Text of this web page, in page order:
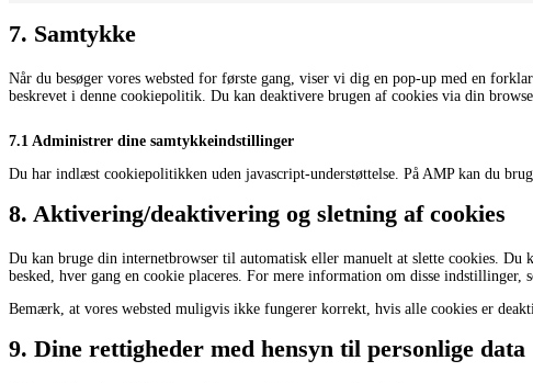
7. Samtykke
Når du besøger vores websted for første gang, viser vi dig en pop-up med en
beskrevet i denne cookiepolitik. Du kan deaktivere brugen af ​​cookies via din
7.1 Administrer dine samtykkeindstillinger
Du har indlæst cookiepolitikken uden javascript-understøttelse. På AMP kan du
8. Aktivering/deaktivering og sletning af cookies
Du kan bruge din internetbrowser til automatisk eller manuelt at slette cookies.
besked, hver gang en cookie placeres. For mere information om disse
Bemærk, at vores websted muligvis ikke fungerer korrekt, hvis alle cookies er
9. Dine rettigheder med hensyn til personlige data